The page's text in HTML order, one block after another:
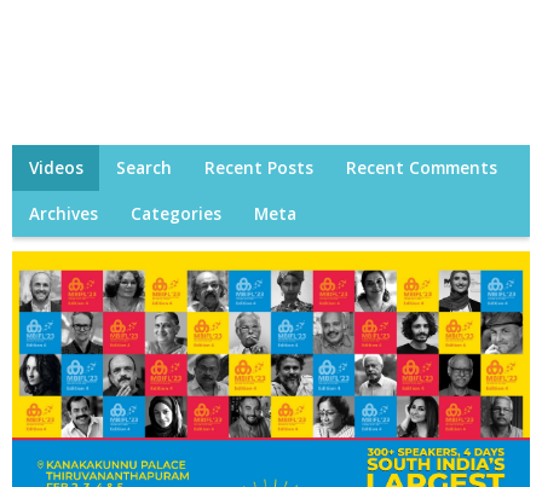
Videos Search Recent Posts Recent Comments
Archives Categories Meta